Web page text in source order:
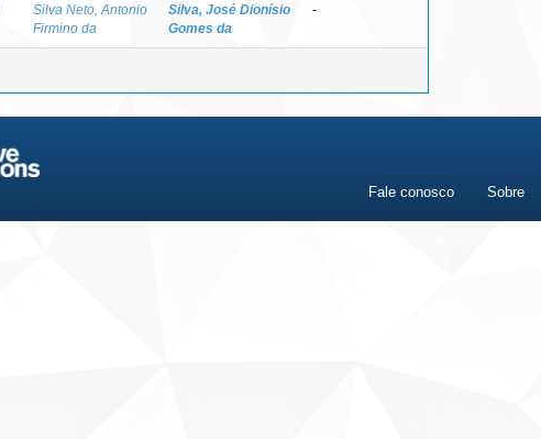
Silva Neto, Antonio
Firmino da
Silva, José Dionísio
Gomes da
-
Fale conosco Sobre